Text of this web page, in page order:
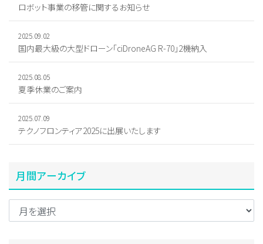
ロボット事業の移管に関するお知らせ
2025.09.02
国内最大級の大型ドローン「ciDroneAG R-70」2機納入
2025.08.05
夏季休業のご案内
2025.07.09
テクノフロンティア2025に出展いたします
月間アーカイブ